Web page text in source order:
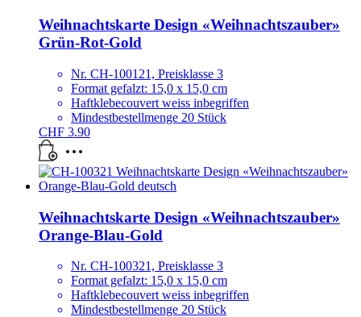
Weihnachtskarte Design «Weihnachtszauber»
Grün-Rot-Gold
Nr. CH-100121, Preisklasse 3
Format gefalzt: 15,0 x 15,0 cm
Haftklebecouvert weiss inbegriffen
Mindestbestellmenge 20 Stück
CHF 3.90
Weihnachtskarte Design «Weihnachtszauber»
Orange-Blau-Gold
Nr. CH-100321, Preisklasse 3
Format gefalzt: 15,0 x 15,0 cm
Haftklebecouvert weiss inbegriffen
Mindestbestellmenge 20 Stück